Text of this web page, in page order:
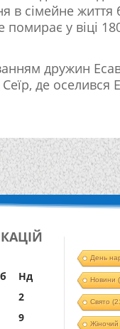
в сімейне
помирає у віці
дружин
де оселився
Нд
2
9
День
Новини
Свято
Жіночий